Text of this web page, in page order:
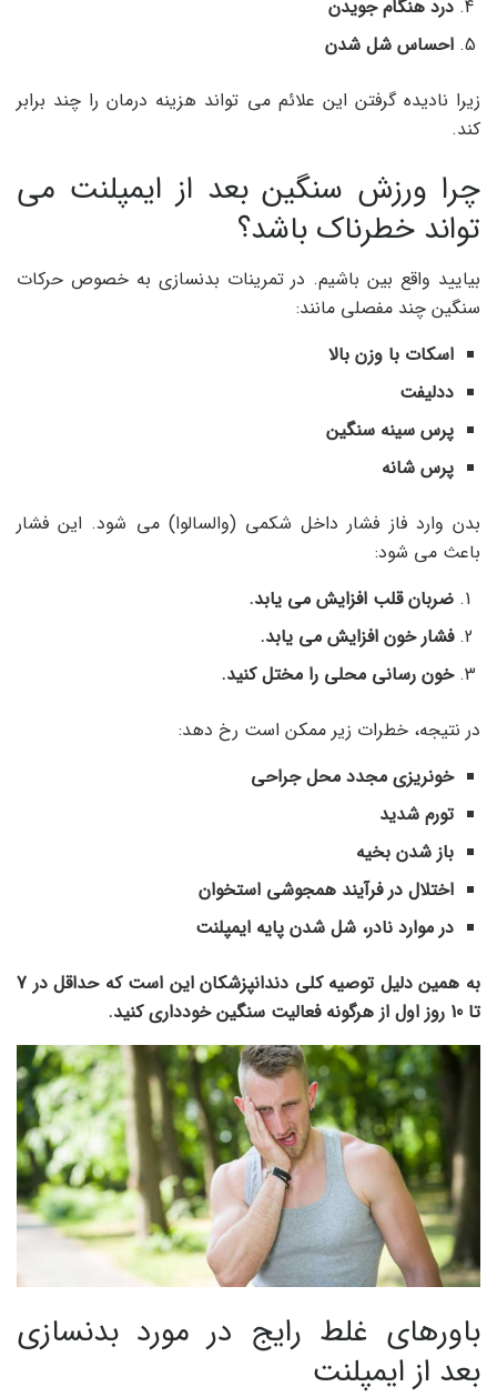
درد هنگام جویدن
احساس شل شدن
زیرا نادیده گرفتن این علائم می تواند هزینه درمان را چند برابر
کند.
چرا ورزش سنگین بعد از ایمپلنت می
تواند خطرناک باشد؟
بیایید واقع بین باشیم. در تمرینات بدنسازی به خصوص حرکات
سنگین چند مفصلی مانند:
اسکات با وزن بالا
ددلیفت
پرس سینه سنگین
پرس شانه
بدن وارد فاز فشار داخل شکمی (والسالوا) می شود. این فشار
باعث می شود:
ضربان قلب افزایش می یابد.
فشار خون افزایش می یابد.
خون رسانی محلی را مختل کنید.
در نتیجه، خطرات زیر ممکن است رخ دهد:
خونریزی مجدد محل جراحی
تورم شدید
باز شدن بخیه
اختلال در فرآیند همجوشی استخوان
در موارد نادر، شل شدن پایه ایمپلنت
به همین دلیل توصیه کلی دندانپزشکان این است که حداقل در 7
تا 10 روز اول از هرگونه فعالیت سنگین خودداری کنید.
باورهای غلط رایج در مورد بدنسازی
بعد از ایمپلنت